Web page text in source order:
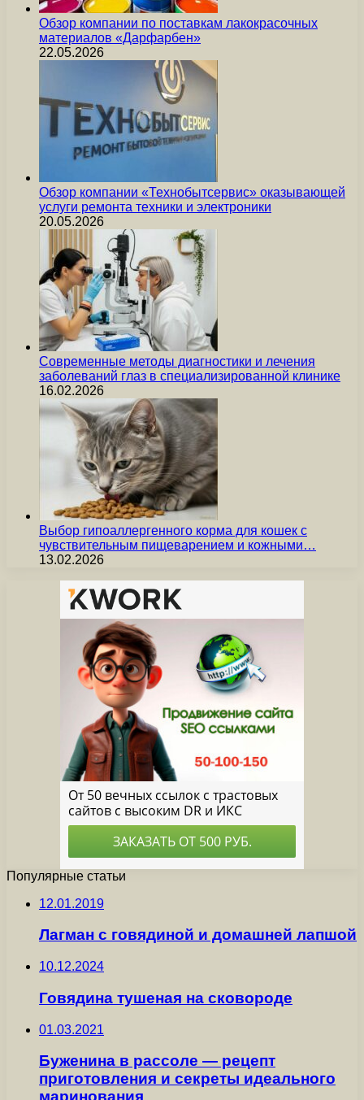
Обзор компании по поставкам лакокрасочных
материалов «Дарфарбен»
22.05.2026
Обзор компании «Технобытсервис» оказывающей
услуги ремонта техники и электроники
20.05.2026
Современные методы диагностики и лечения
заболеваний глаз в специализированной клинике
16.02.2026
Выбор гипоаллергенного корма для кошек с
чувствительным пищеварением и кожными…
13.02.2026
Популярные статьи
12.01.2019
Лагман с говядиной и домашней лапшой
10.12.2024
Говядина тушеная на сковороде
01.03.2021
Буженина в рассоле — рецепт
приготовления и секреты идеального